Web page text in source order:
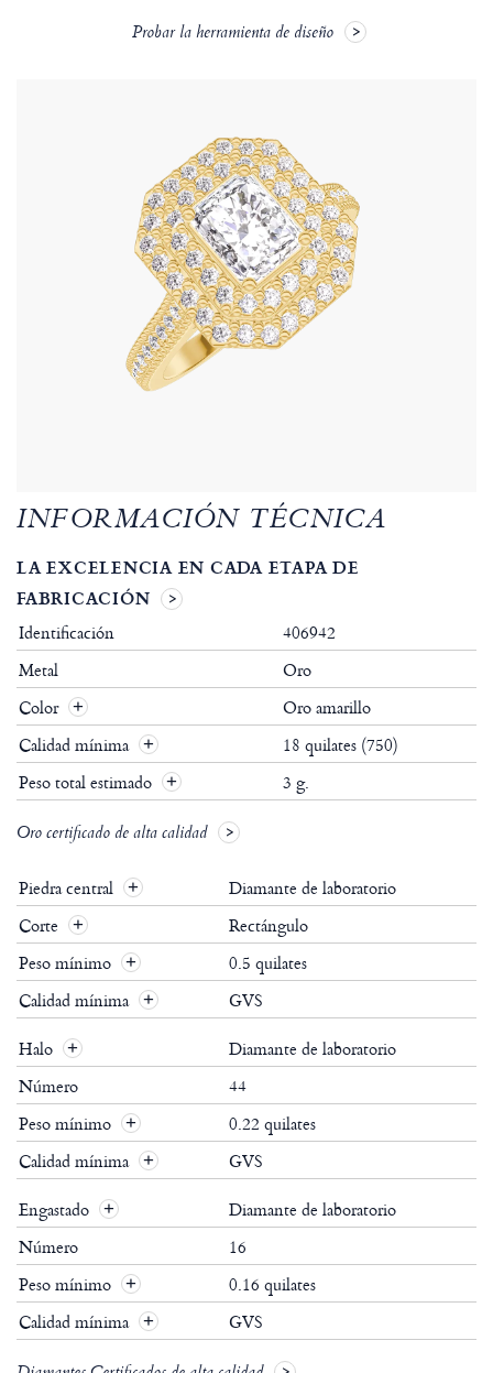
Probar la herramienta de diseño
INFORMACIÓN TÉCNICA
LA EXCELENCIA EN CADA ETAPA DE
FABRICACIÓN
Identificación
406942
Metal
Oro
Color
Oro amarillo
Calidad mínima
18 quilates (750)
Peso total estimado
3 g.
Oro certificado de alta calidad
Piedra central
Diamante de laboratorio
Corte
Rectángulo
Peso mínimo
0.5 quilates
Calidad mínima
GVS
Halo
Diamante de laboratorio
Número
44
Peso mínimo
0.22 quilates
Calidad mínima
GVS
Engastado
Diamante de laboratorio
Número
16
Peso mínimo
0.16 quilates
Calidad mínima
GVS